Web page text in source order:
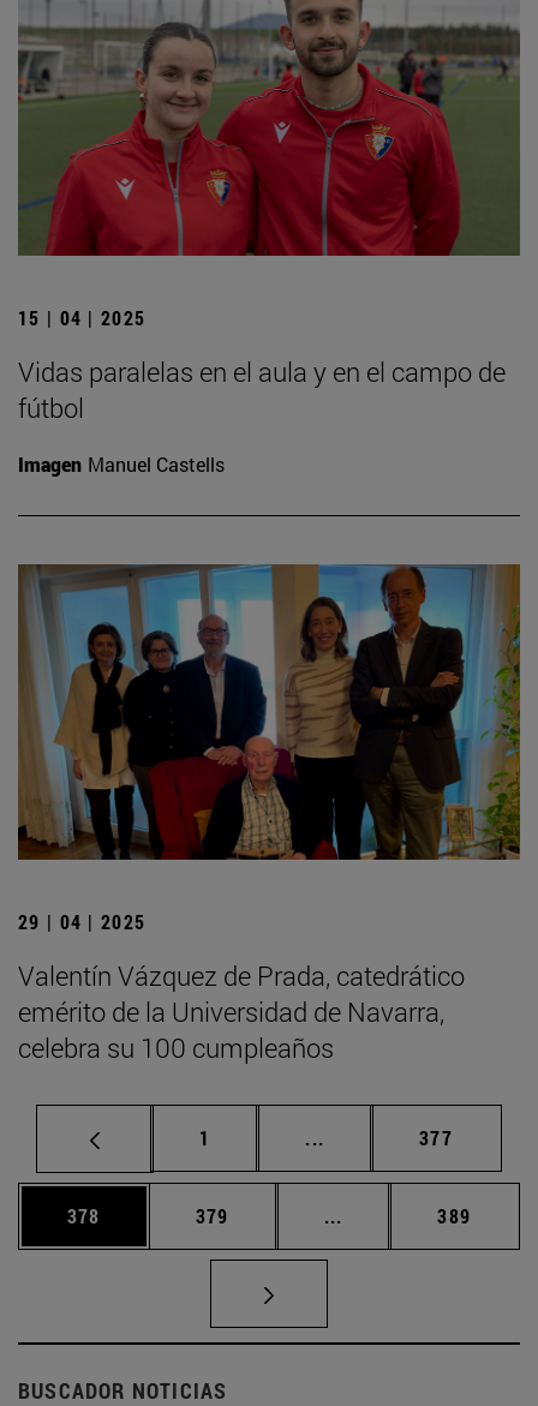
15 | 04 | 2025
Vidas paralelas en el aula y en el campo de
fútbol
Imagen Manuel Castells
29 | 04 | 2025
Valentín Vázquez de Prada, catedrático
emérito de la Universidad de Navarra,
celebra su 100 cumpleaños
Página
1 ... Páginas intermedias
Página
377
Página
378 Página
379 ... Páginas intermedias
Página
389
BUSCADOR NOTICIAS